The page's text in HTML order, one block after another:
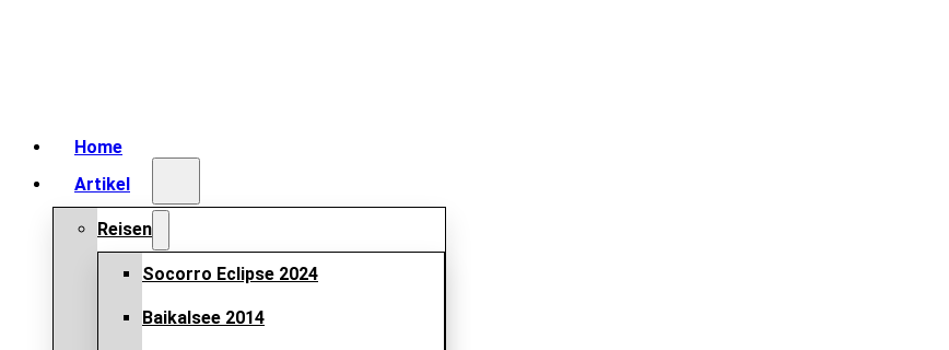
Home
Artikel
Reisen
Socorro Eclipse 2024
Baikalsee 2014